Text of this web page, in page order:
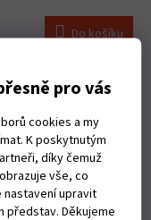
pro vás
cookies a my
K poskytnutým
díky čemuž
vše, co
upravit
představ. Děkujeme
Do košíku